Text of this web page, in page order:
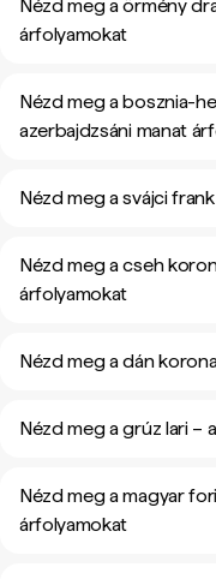
Nézd meg a örmény
árfolyamokat
Nézd meg a bosznia-
azerbajdzsáni manat
Nézd meg a svájci
Nézd meg a cseh
árfolyamokat
Nézd meg a dán
Nézd meg a grúz lari –
Nézd meg a magyar
árfolyamokat